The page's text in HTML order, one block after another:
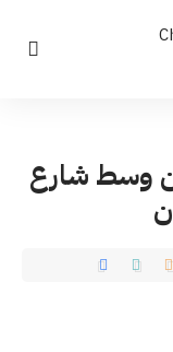
وسط شارع